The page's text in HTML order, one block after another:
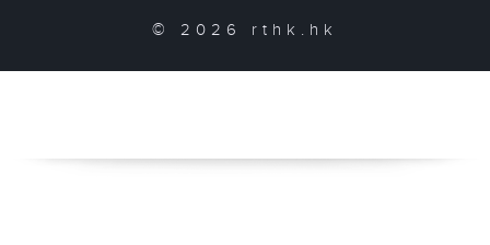
© 2026 rthk.hk